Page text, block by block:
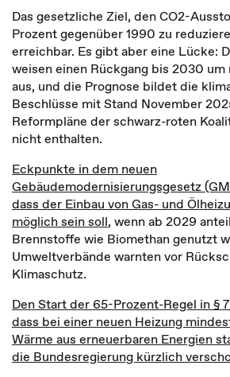
Das gesetzliche Ziel, den CO2-
Prozent gegenüber 1990 zu
erreichbar. Es gibt aber eine Lücke:
weisen einen Rückgang bis 2030
aus, und die Prognose bildet die
Beschlüsse mit Stand November
Reformpläne der schwarz-roten
nicht enthalten.
Eckpunkte in dem neuen
Gebäudemodernisierungsgesetz
dass der Einbau von Gas- und
möglich sein soll, wenn ab 2029
Brennstoffe wie Biomethan genutzt
Umweltverbände warnten vor
Klimaschutz.
Den Start der 65-Prozent-Regel in §
dass bei einer neuen Heizung
Wärme aus erneuerbaren Energien
die Bundesregierung kürzlich